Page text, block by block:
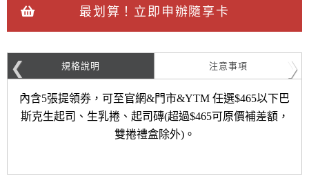
最划算！立即申辦隨享卡
規格說明 注意事項
內含5張提領券，可至官網&門市&YTM 任選$465以下巴
斯克生起司、生乳捲、起司磚(超過$465可原價補差額，
雙捲禮盒除外)。